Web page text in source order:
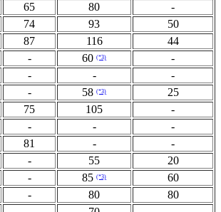
65 80 -
74 93 50
87 116 44
- 60 (*3) -
- - -
- 58 (*3) 25
75 105 -
- - -
81 - -
- 55 20
- 85 (*3) 60
- 80 80